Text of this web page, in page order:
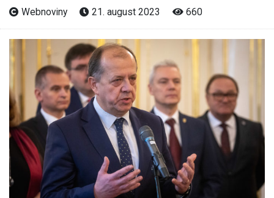
Webnoviny 21. august 2023 660